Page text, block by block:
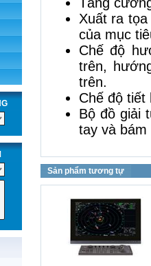
Xuất ra
của mục
Chế độ
trên,
trên.
Chế độ tiết
Bộ đồ giải
tay và
Sản phẩm tương tự